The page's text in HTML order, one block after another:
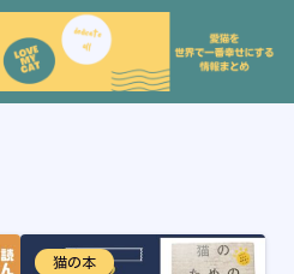
猫の本